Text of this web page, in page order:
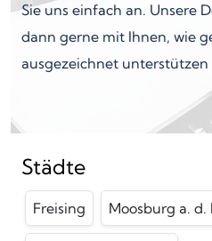
Sie uns einfach an. Unsere
dann gerne mit Ihnen, wie
ausgezeichnet
Städte
Freising Moosburg a. d.